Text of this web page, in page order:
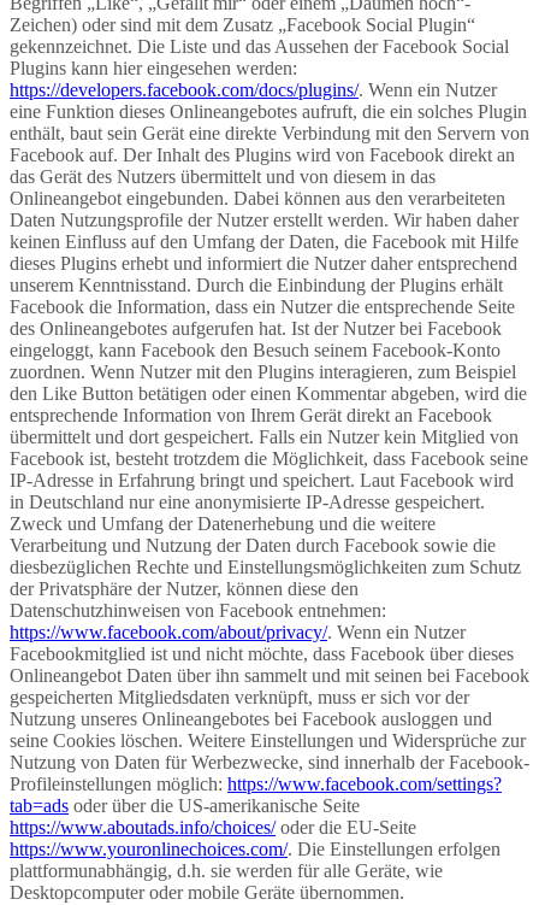
Zeichen) oder sind mit dem Zusatz „Facebook Social Plugin“
gekennzeichnet. Die Liste und das Aussehen der Facebook Social
Plugins kann hier eingesehen werden:
https://developers.facebook.com/docs/plugins/. Wenn ein Nutzer
eine Funktion dieses Onlineangebotes aufruft, die ein solches Plugin
enthält, baut sein Gerät eine direkte Verbindung mit den Servern von
Facebook auf. Der Inhalt des Plugins wird von Facebook direkt an
das Gerät des Nutzers übermittelt und von diesem in das
Onlineangebot eingebunden. Dabei können aus den verarbeiteten
Daten Nutzungsprofile der Nutzer erstellt werden. Wir haben daher
keinen Einfluss auf den Umfang der Daten, die Facebook mit Hilfe
dieses Plugins erhebt und informiert die Nutzer daher entsprechend
unserem Kenntnisstand. Durch die Einbindung der Plugins erhält
Facebook die Information, dass ein Nutzer die entsprechende Seite
des Onlineangebotes aufgerufen hat. Ist der Nutzer bei Facebook
eingeloggt, kann Facebook den Besuch seinem Facebook-Konto
zuordnen. Wenn Nutzer mit den Plugins interagieren, zum Beispiel
den Like Button betätigen oder einen Kommentar abgeben, wird die
entsprechende Information von Ihrem Gerät direkt an Facebook
übermittelt und dort gespeichert. Falls ein Nutzer kein Mitglied von
Facebook ist, besteht trotzdem die Möglichkeit, dass Facebook seine
IP-Adresse in Erfahrung bringt und speichert. Laut Facebook wird
in Deutschland nur eine anonymisierte IP-Adresse gespeichert.
Zweck und Umfang der Datenerhebung und die weitere
Verarbeitung und Nutzung der Daten durch Facebook sowie die
diesbezüglichen Rechte und Einstellungsmöglichkeiten zum Schutz
der Privatsphäre der Nutzer, können diese den
Datenschutzhinweisen von Facebook entnehmen:
https://www.facebook.com/about/privacy/. Wenn ein Nutzer
Facebookmitglied ist und nicht möchte, dass Facebook über dieses
Onlineangebot Daten über ihn sammelt und mit seinen bei Facebook
gespeicherten Mitgliedsdaten verknüpft, muss er sich vor der
Nutzung unseres Onlineangebotes bei Facebook ausloggen und
seine Cookies löschen. Weitere Einstellungen und Widersprüche zur
Nutzung von Daten für Werbezwecke, sind innerhalb der Facebook-
Profileinstellungen möglich: https://www.facebook.com/settings?
tab=ads oder über die US-amerikanische Seite
https://www.aboutads.info/choices/oder die EU-Seite
https://www.youronlinechoices.com/. Die Einstellungen erfolgen
plattformunabhängig, d.h. sie werden für alle Geräte, wie
Desktopcomputer oder mobile Geräte übernommen.